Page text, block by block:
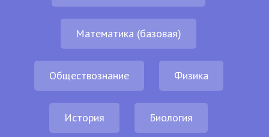
Математика (базовая)
Обществознание Физика
История Биология